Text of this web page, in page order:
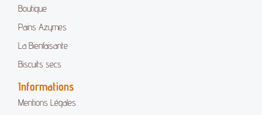
Boutique
Pains Azymes
La Bienfaisante
Biscuits secs
Informations
Mentions Légales